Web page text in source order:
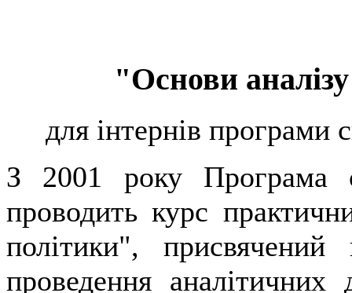
"Основи
для інтернів програми
З 2001 року Програма
проводить курс
полiтики",
проведення